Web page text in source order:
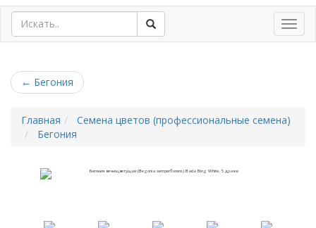
← Бегония
Главная
Семена цветов (профессиональные семена)
Бегония